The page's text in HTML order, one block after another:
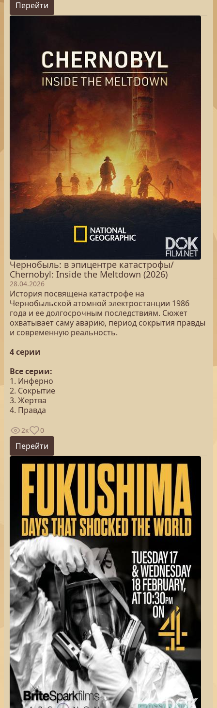
Перейти
Чернобыль: в эпицентре катастрофы/
Chernobyl: Inside the Meltdown (2026)
28.04.2026
История посвящена катастрофе на
Чернобыльской атомной электростанции 1986
года и ее долгосрочным последствиям. Сюжет
охватывает саму аварию, период сокрытия правды
и современную реальность.
4 серии
Все серии:
1. Инферно
2. Сокрытие
3. Жертва
4. Правда
2к 0
Перейти